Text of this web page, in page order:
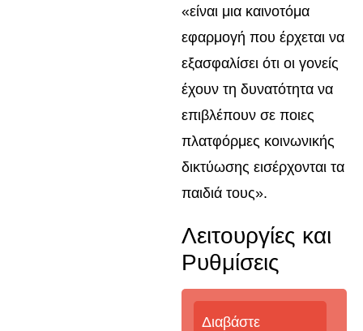
«είναι μια καινοτόμα
εφαρμογή που έρχεται να
εξασφαλίσει ότι οι γονείς
έχουν τη δυνατότητα να
επιβλέπουν σε ποιες
πλατφόρμες κοινωνικής
δικτύωσης εισέρχονται τα
παιδιά τους».
Λειτουργίες και
Ρυθμίσεις
Διαβάστε